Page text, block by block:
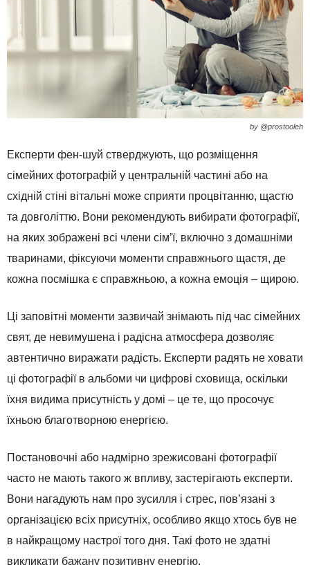
by @prostooleh
Експерти фен-шуй стверджують, що розміщення
сімейних фотографій у центральній частині або на
східній стіні вітальні може сприяти процвітанню, щастю
та довголіттю. Вони рекомендують вибирати фотографії,
на яких зображені всі члени сім’ї, включно з домашніми
тваринами, фіксуючи моменти справжнього щастя, де
кожна посмішка є справжньою, а кожна емоція – щирою.
Ці заповітні моменти зазвичай знімають під час сімейних
свят, де невимушена і радісна атмосфера дозволяє
автентично виражати радість. Експерти радять не ховати
ці фотографії в альбоми чи цифрові сховища, оскільки
їхня видима присутність у домі – це те, що просочує
їхньою благотворною енергією.
Постановочні або надмірно зрежисовані фотографії
часто не мають такого ж впливу, застерігають експерти.
Вони нагадують нам про зусилля і стрес, пов’язані з
організацією всіх присутніх, особливо якщо хтось був не
в найкращому настрої того дня. Такі фото не здатні
викликати бажану позитивну енергію.